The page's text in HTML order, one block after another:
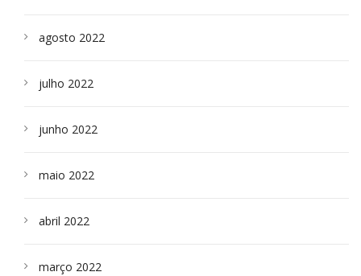
agosto 2022
julho 2022
junho 2022
maio 2022
abril 2022
março 2022